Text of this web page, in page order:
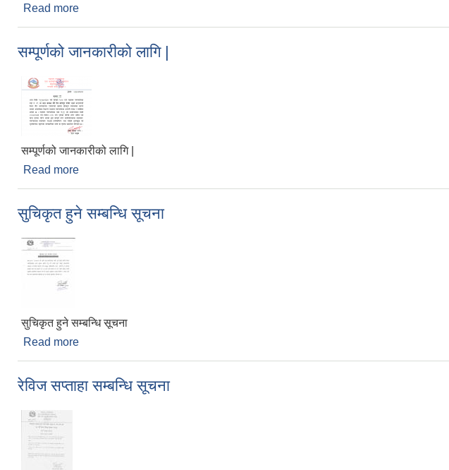
Read more
सम्पूर्णको जानकारीको लागि |
सम्पूर्णको जानकारीको लागि |
Read more
सुचिकृत हुने सम्बन्धि सूचना
सुचिकृत हुने सम्बन्धि सूचना
Read more
रेविज सप्ताहा सम्बन्धि सूचना